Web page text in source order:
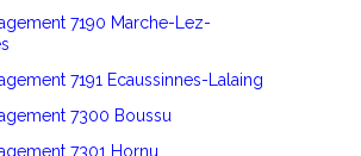
7190 Marche-Lez-
7191 Ecaussinnes-Lalaing
7300 Boussu
7301 Hornu